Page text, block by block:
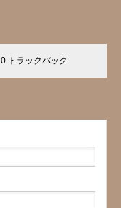
0 トラックバック